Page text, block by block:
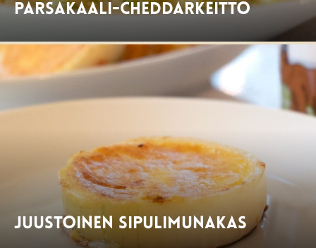
Parsakaali-cheddarkeitto
Juustoinen sipulimunakas